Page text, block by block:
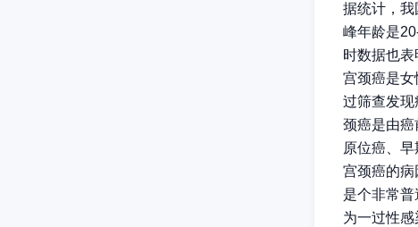
据统计，
峰年龄是
时数据也表
宫颈癌是
过筛查发
颈癌是由
原位癌、早
宫颈癌的
是个非常
为一过性感